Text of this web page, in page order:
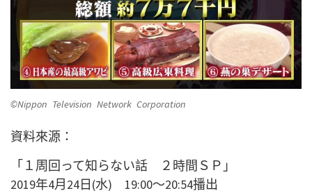
©Nippon Television Network Corporation
資料來源：
「１周回って知らない話 ２時間ＳＰ」
2019年4月24日(水) 19:00～20:54播出